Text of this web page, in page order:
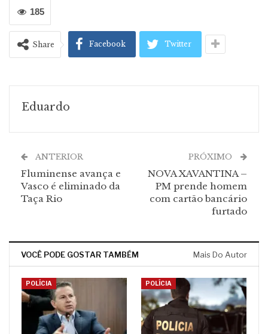
185
Share Facebook Twitter
Eduardo
ANTERIOR
Fluminense avança e
Vasco é eliminado da
Taça Rio
PRÓXIMO
NOVA XAVANTINA –
PM prende homem
com cartão bancário
furtado
VOCÊ PODE GOSTAR TAMBÉM Mais Do Autor
POLÍCIA POLÍCIA